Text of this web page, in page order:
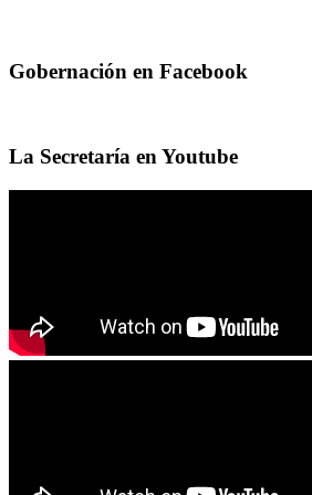
Gobernación en Facebook
La Secretaría en Youtube